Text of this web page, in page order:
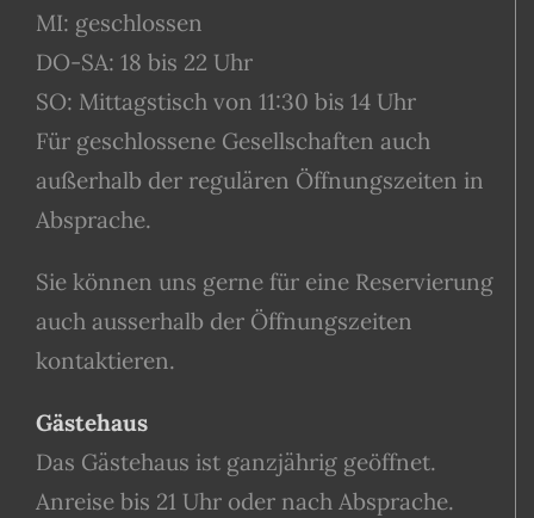
MI: geschlossen
DO-SA: 18 bis 22 Uhr
SO: Mittagstisch von 11:30 bis 14 Uhr
Für geschlossene Gesellschaften auch
außerhalb der regulären Öffnungszeiten in
Absprache.
Sie können uns gerne für eine Reservierung
auch ausserhalb der Öffnungszeiten
kontaktieren.
Gästehaus
Das Gästehaus ist ganzjährig geöffnet.
Anreise bis 21 Uhr oder nach Absprache.